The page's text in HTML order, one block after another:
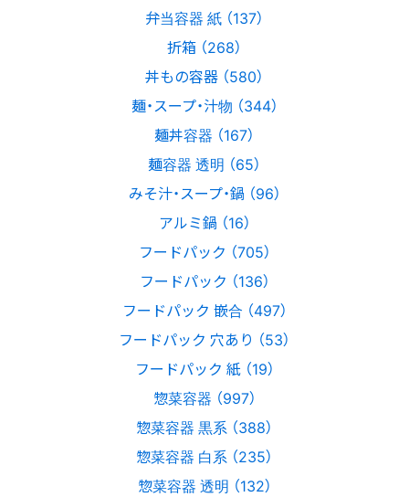
弁当容器 紙 （137）
折箱 （268）
丼もの容器 （580）
麺・スープ・汁物 （344）
麺丼容器 （167）
麺容器 透明 （65）
みそ汁・スープ・鍋 （96）
アルミ鍋 （16）
フードパック （705）
フードパック （136）
フードパック 嵌合 （497）
フードパック 穴あり （53）
フードパック 紙 （19）
惣菜容器 （997）
惣菜容器 黒系 （388）
惣菜容器 白系 （235）
惣菜容器 透明 （132）